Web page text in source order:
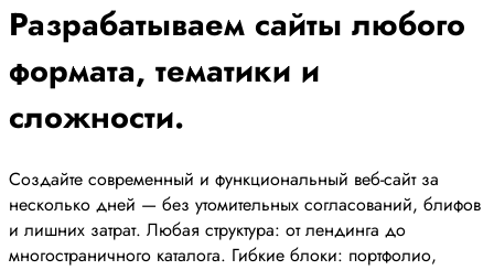
Разрабатываем сайты любого
формата, тематики и
сложности.
Создайте современный и функциональный веб-сайт за
несколько дней — без утомительных согласований, блифов
и лишних затрат. Любая структура: от лендинга до
многостраничного каталога. Гибкие блоки: портфолио,